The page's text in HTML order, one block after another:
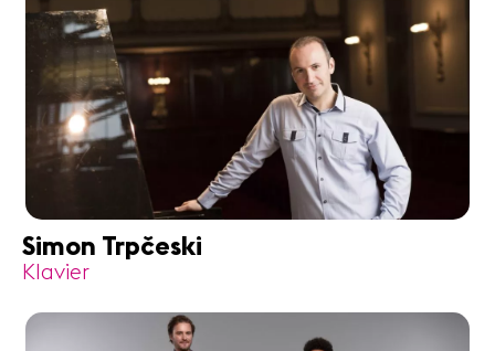
Simon Trpčeski
Klavier